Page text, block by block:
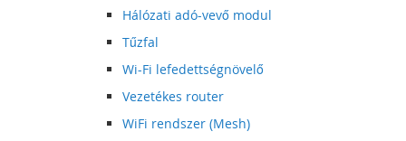
Hálózati adó-vevő modul
Tűzfal
Wi-Fi lefedettségnövelő
Vezetékes router
WiFi rendszer (Mesh)